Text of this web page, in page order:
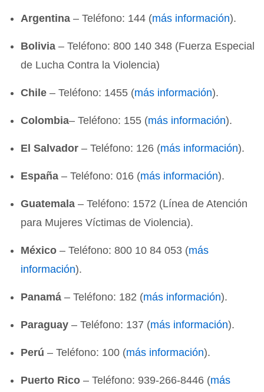
Argentina – Teléfono: 144 (más información).
Bolivia – Teléfono: 800 140 348 (Fuerza Especial
de Lucha Contra la Violencia)
Chile – Teléfono: 1455 (más información).
Colombia– Teléfono: 155 (más información).
El Salvador– Teléfono: 126 (más información).
España– Teléfono: 016 (más información).
Guatemala– Teléfono: 1572 (Línea de Atención
para Mujeres Víctimas de Violencia).
México– Teléfono: 800 10 84 053 (más
información).
Panamá– Teléfono: 182 (más información).
Paraguay– Teléfono: 137 (más información).
Perú– Teléfono: 100 (más información).
Puerto Rico– Teléfono: 939-266-8446 (más